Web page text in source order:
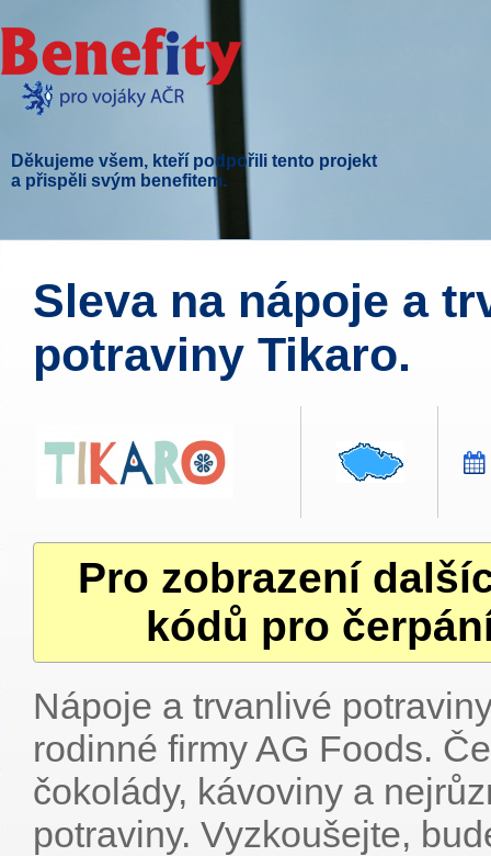
Děkujeme všem, kteří podpořili tento projekt
a přispěli svým benefitem.
Sleva na nápoje a
potraviny Tikaro.
Pro zobrazení
kódů pro
Nápoje a trvanlivé
rodinné firmy AG Foods.
čokolády, kávoviny a
potraviny. Vyzkoušejte,